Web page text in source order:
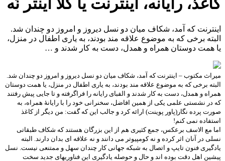
کاغذ، رایانه، اینترنت یا کلاً اینتر نَه
اینترنت که آمد، شکاف میان دو نسل دیروز و امروز دو چندان شد.
البته برخی که به موضوع علاقه مند بودند، به یاری اطفال در منزل،
یا همت دوستان همراه و همدل، دست به کار شدند و …
میراث مکتوب – اینترنت که آمد، شکاف میان دو نسل دیروز و امروز دو چندان شد.
البته برخی که به موضوع علاقه مند بودند، به یاری اطفال در منزل، یا همت دوستان
همراه و همدل، دست به کار شدند و الفبای رایانه را فراگرفته و تا جایی پیش رفتند
که در نشستی علمی یکی از همین افاضل، سخنرانی خود را با رایانۀ همراه، به
صورت پرده نگار(پاور پوینت) ارائه کرد و جالب این که گفت: من دیگر از کاغذ
استفاده نمی کنم!
اما مع الاسف برعکس، جمع کثیری هم از این بزرگان هستند که شکاف طبقاتی
نسلی در آنان اثر کرده و نه کومپیوتر می دانند و نه علاقه ای بدان دارند. البته
یادگیری فنون تایپ و اتصال به شبکه جهانی کار چندان سهل و ممتنعی نیست. نسل
پیشین اهل دقت بوده اند و حال و حوصله یادگیری این فناوریهای جدید سخت